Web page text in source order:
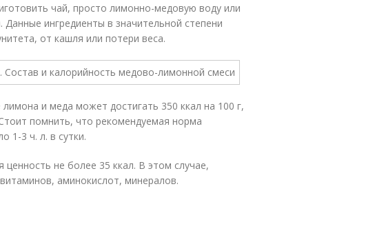
чай, просто лимонно-медовую воду или
ингредиенты в значительной степени
от кашля или потери веса.
и меда может достигать 350 ккал на 100 г,
помнить, что рекомендуемая норма
1-3 ч. л. в сутки.
не более 35 ккал. В этом случае,
аминокислот, минералов.